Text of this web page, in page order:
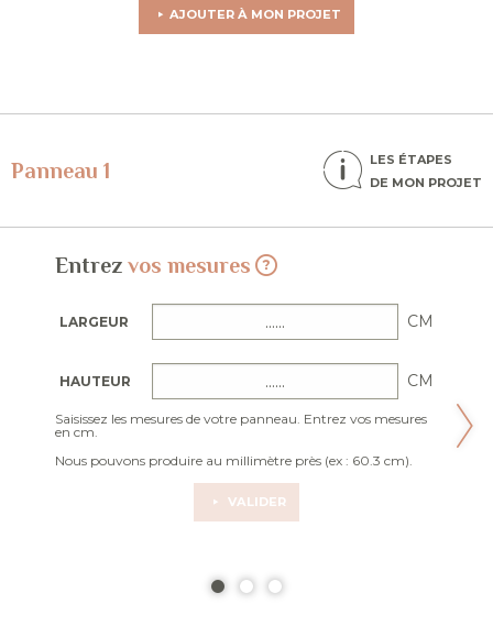
AJOUTER À MON PROJET
Panneau 1
LES ÉTAPES
DE MON PROJET
Entrez vos mesures
LARGEUR CM
HAUTEUR CM
Saisissez les mesures de votre panneau. Entrez vos mesures
en cm.
Nous pouvons produire au millimètre près (ex : 60.3 cm).
VALIDER